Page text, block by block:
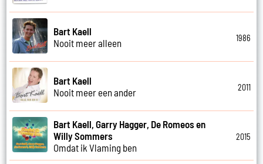
Bart Kaell
Nooit meer alleen
1986
Bart Kaell
Nooit meer een ander
2011
Bart Kaell, Garry Hagger, De Romeos en
Willy Sommers
Omdat ik Vlaming ben
2015